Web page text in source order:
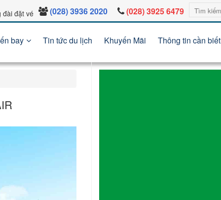
đài đặt vé (028) 3936 2020 (028) 3925 6479
bay Tin tức du lịch Khuyến Mãi Thông tin cần biết